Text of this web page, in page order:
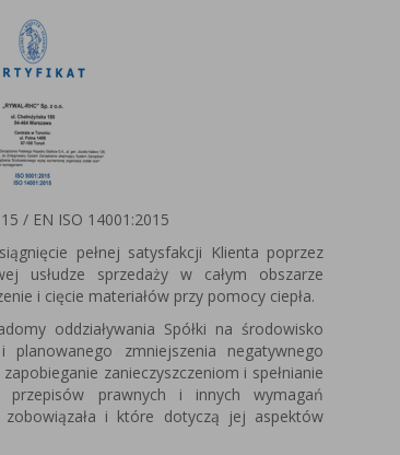
/ EN ISO 14001:2015
pełnej satysfakcji Klienta poprzez
usłudze sprzedaży w całym obszarze
i cięcie materiałów przy pomocy ciepła.
oddziaływania Spółki na środowisko
zmniejszenia negatywnego
zanieczyszczeniom i spełnianie
przepisów prawnych i innych wymagań
i które dotyczą jej aspektów